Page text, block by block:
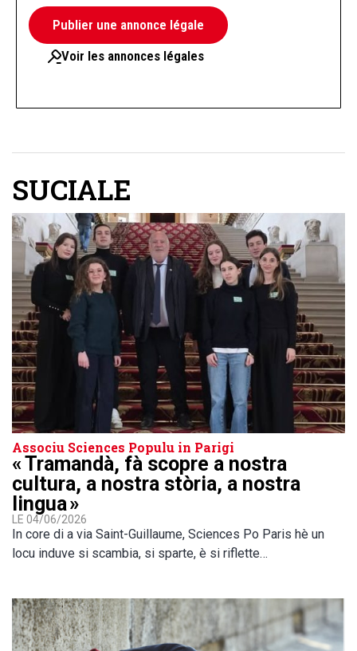
Publier une annonce légale
Voir les annonces légales
SUCIALE
Associu Sciences Populu in Parigi
« Tramandà, fà scopre a nostra
cultura, a nostra stòria, a nostra
lingua »
LE 04/06/2026
In core di a via Saint-Guillaume, Sciences Po Paris hè un
locu induve si scambia, si sparte, è si riflette…